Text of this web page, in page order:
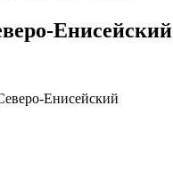
Енисейский
Енисейский